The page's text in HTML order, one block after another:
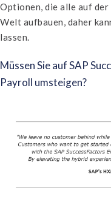
Optionen, die alle auf
Welt aufbauen, daher
lassen.
Müssen Sie auf SAP
Payroll umsteigen?